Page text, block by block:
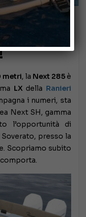
285
metri, la Next 285 è
LXdella Ranieri
i numeri, sta
Next SH, gamma
l’opportunità di
presso la
Scopriamo subito